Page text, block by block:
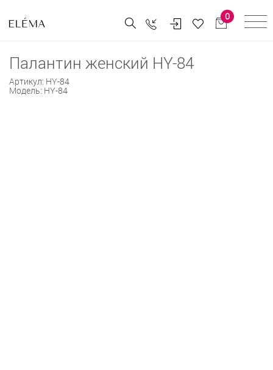
0
Палантин женский HY-84
Артикул: HY-84
Модель: HY-84